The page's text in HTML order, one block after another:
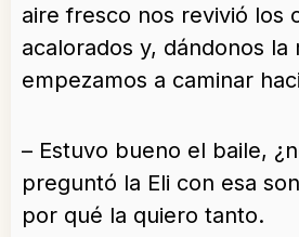
aire fresco nos revivió los
acalorados y, dándonos la
empezamos a caminar
– Estuvo bueno el baile,
preguntó la Eli con esa
por qué la quiero tanto.